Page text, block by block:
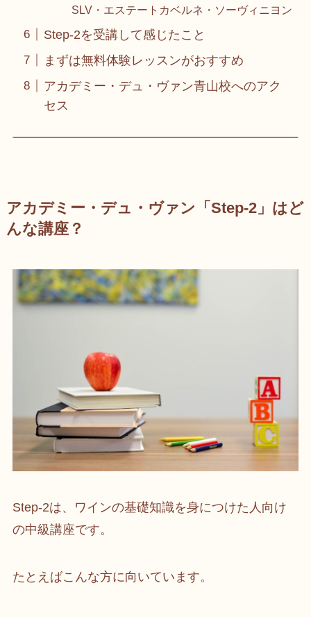
SLV・エステートカベルネ・ソーヴィニヨン
Step-2を受講して感じたこと
まずは無料体験レッスンがおすすめ
アカデミー・デュ・ヴァン青山校へのアク
セス
アカデミー・デュ・ヴァン「Step-2」はど
んな講座？
Step-2は、ワインの基礎知識を身につけた人向け
の中級講座です。
たとえばこんな方に向いています。